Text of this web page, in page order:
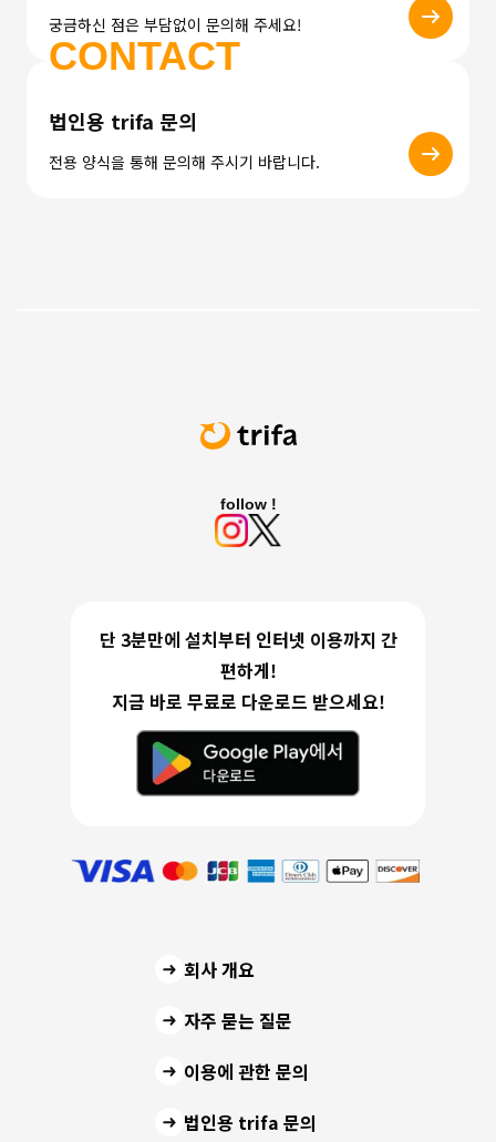
궁금하신 점은 부담없이 문의해 주세요!
CONTACT
법인용 trifa 문의
전용 양식을 통해 문의해 주시기 바랍니다.
follow !
단 3분만에 설치부터 인터넷 이용까지 간
편하게!
지금 바로 무료로 다운로드 받으세요!
회사 개요
자주 묻는 질문
이용에 관한 문의
법인용 trifa 문의